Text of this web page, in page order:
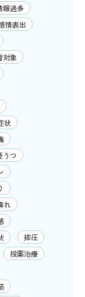
報過多
情表出
対象
状
うつ
れ
抑圧
投薬治療